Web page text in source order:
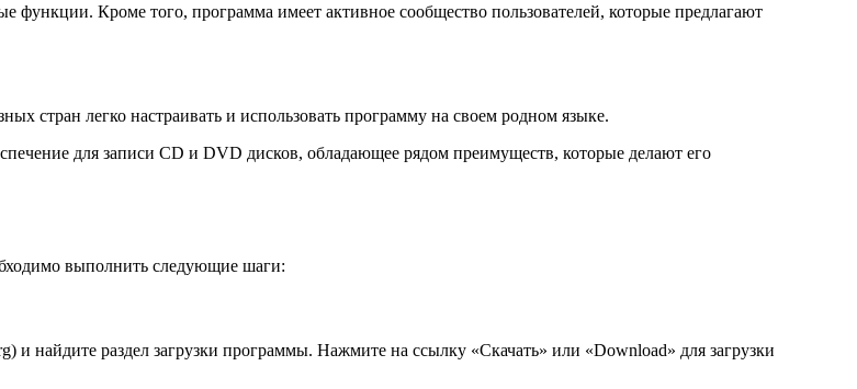
функции. Кроме того, программа имеет активное сообщество пользователей, которые предлагают
стран легко настраивать и использовать программу на своем родном языке.
для записи CD и DVD дисков, обладающее рядом преимуществ, которые делают его
выполнить следующие шаги:
и найдите раздел загрузки программы. Нажмите на ссылку «Скачать» или «Download» для загрузки